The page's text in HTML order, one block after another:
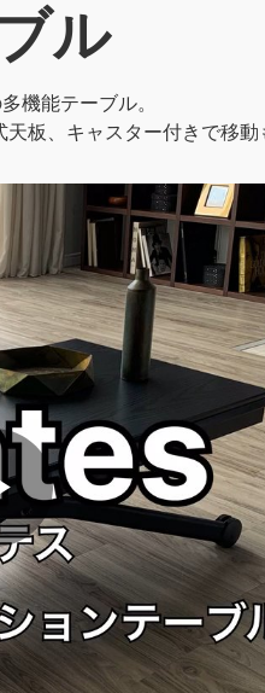
ル
機能テーブル。
板、キャスター付きで移動